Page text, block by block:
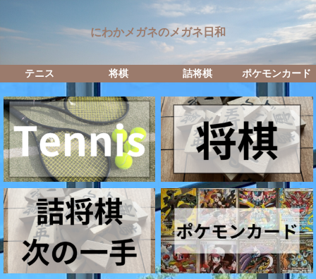
にわかメガネのメガネ日和
テニス 将棋 詰将棋 ポケモンカード